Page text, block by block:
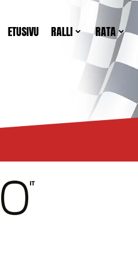
ETUSIVU RALLI RATA